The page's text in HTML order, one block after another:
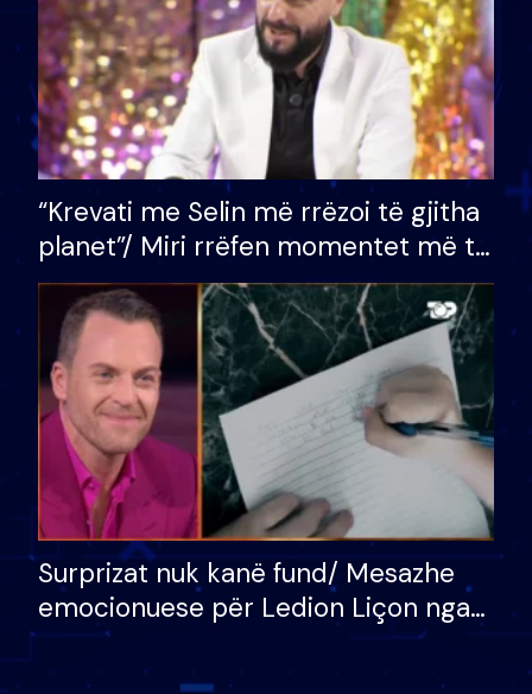
“Krevati me Selin më rrëzoi të gjitha
planet”/ Miri rrëfen momentet më të
bukura në shtëpinë e BB VIP: Do më
mungojë zilja e mëngjesit kur…
Surprizat nuk kanë fund/ Mesazhe
emocionuese për Ledion Liçon nga
nëna dhe fëmijët e tij, moderatori
nuk i mban dot lotët: Nuk meritoj…